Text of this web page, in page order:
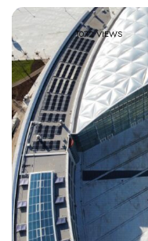
1072 VIEWS